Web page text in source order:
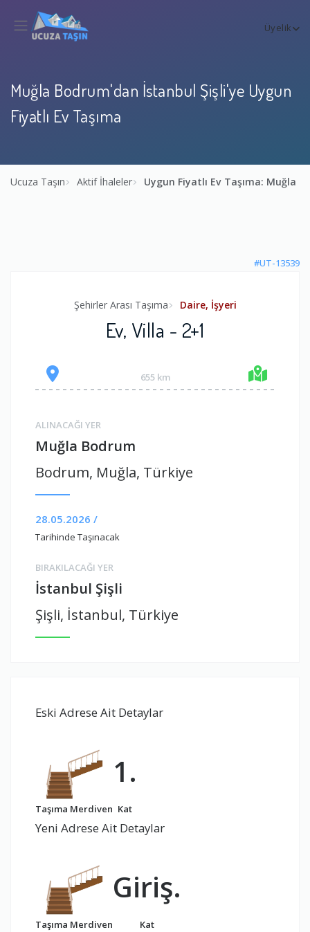
Üyelik
Muğla Bodrum'dan İstanbul Şişli'ye Uygun
Fiyatlı Ev Taşıma
Ucuza Taşın Aktif İhaleler Uygun Fiyatlı Ev Taşıma: Muğla
#UT-13539
Şehirler Arası Taşıma Daire, İşyeri
Ev, Villa - 2+1
655 km
ALINACAĞI YER
Muğla Bodrum
Bodrum, Muğla, Türkiye
28.05.2026 /
Tarihinde Taşınacak
BIRAKILACAĞI YER
İstanbul Şişli
Şişli, İstanbul, Türkiye
Eski Adrese Ait Detaylar
Taşıma Merdiven
1.
Kat
Yeni Adrese Ait Detaylar
Taşıma Merdiven
Giriş.
Kat